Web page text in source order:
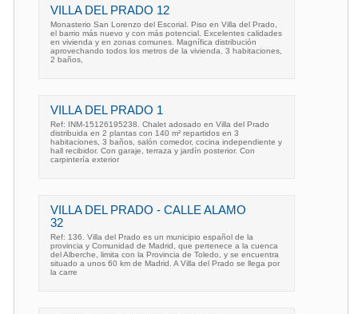
VILLA DEL PRADO 12
Monasterio San Lorenzo del Escorial. Piso en Villa del Prado,
el barrio más nuevo y con más potencial. Excelentes calidades
en vivienda y en zonas comunes. Magnífica distribución
aprovechando todos los metros de la vivienda. 3 habitaciones,
2 baños,
VILLA DEL PRADO 1
Ref: INM-15126195238. Chalet adosado en Villa del Prado
distribuida en 2 plantas con 140 m² repartidos en 3
habitaciones, 3 baños, salón comedor, cocina independiente y
hall recibidor. Con garaje, terraza y jardín posterior. Con
carpintería exterior
VILLA DEL PRADO - CALLE ALAMO
32
Ref: 136. Villa del Prado es un municipio español de la
provincia y Comunidad de Madrid, que pertenece a la cuenca
del Alberche, limita con la Provincia de Toledo, y se encuentra
situado a unos 60 km de Madrid. A Villa del Prado se llega por
la carre